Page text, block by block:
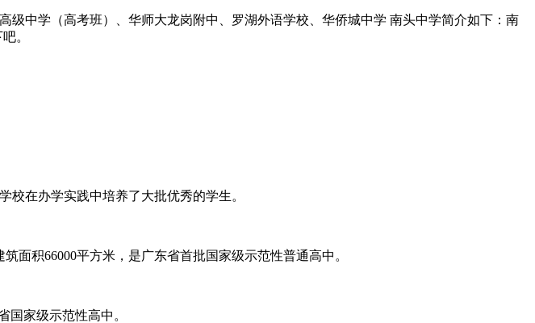
中学（高考班）、华师大龙岗附中、罗湖外语学校、华侨城中学 南头中学简介如下：南
。
校在办学实践中培养了大批优秀的学生。
面积66000平方米，是广东省首批国家级示范性普通高中。
国家级示范性高中。